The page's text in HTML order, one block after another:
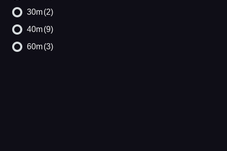
30m(2)
40m(9)
60m(3)